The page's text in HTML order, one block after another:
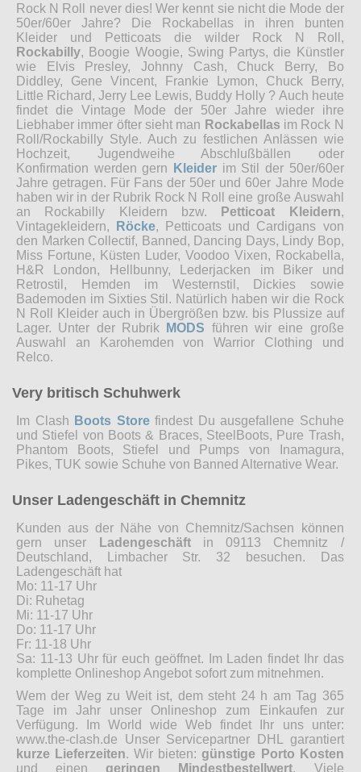
Rock N Roll never dies! Wer kennt sie nicht die Mode der
50er/60er Jahre? Die Rockabellas in ihren bunten
Kleider und Petticoats die wilder Rock N Roll,
Rockabilly, Boogie Woogie, Swing Partys, die Künstler
wie Elvis Presley, Johnny Cash, Chuck Berry, Bo
Diddley, Gene Vincent, Frankie Lymon, Chuck Berry,
Little Richard, Jerry Lee Lewis, Buddy Holly ? Auch heute
findet die Vintage Mode der 50er Jahre wieder ihre
Liebhaber immer öfter sieht man Rockabellas im Rock N
Roll/Rockabilly Style. Auch zu festlichen Anlässen wie
Hochzeit, Jugendweihe Abschlußbällen oder
Konfirmation werden gern
Kleiderim Stil der 50er/60er
Jahre getragen. Für Fans der 50er und 60er Jahre Mode
haben wir in der Rubrik Rock N Roll eine große Auswahl
an Rockabilly Kleidern bzw.
Petticoat Kleidern,
Vintagekleidern,
Röcke, Petticoats und Cardigans von
den Marken Collectif, Banned, Dancing Days, Lindy Bop,
Miss Fortune, Küsten Luder, Voodoo Vixen, Rockabella,
H&R London, Hellbunny, Lederjacken im Biker und
Retrostil, Hemden im Westernstil, Dickies sowie
Bademoden im Sixties Stil. Natürlich haben wir die Rock
N Roll Kleider auch in Übergrößen bzw. bis Plussize auf
Lager. Unter der Rubrik
MODS führen wir eine große
Auswahl an Karohemden von Warrior Clothing und
Relco.
Very britisch Schuhwerk
Im Clash Boots Storefindest Du ausgefallene Schuhe
und Stiefel von Boots & Braces, SteelBoots, Pure Trash,
Phantom Boots, Stiefel und Pumps von Inamagura,
Pikes, TUK sowie Schuhe von Banned Alternative Wear.
Unser Ladengeschäft in Chemnitz
Kunden aus der Nähe von Chemnitz/Sachsen können
gern unser
Ladengeschäftin 09113 Chemnitz /
Deutschland, Limbacher Str. 32 besuchen. Das
Ladengeschäft hat
Mo: 11-17 Uhr
Di: Ruhetag
Mi: 11-17 Uhr
Do: 11-17 Uhr
Fr: 11-18 Uhr
Sa: 11-13 Uhr für euch geöffnet. Im Laden findet Ihr das
komplette Onlineshop Angebot sofort zum mitnehmen.
Wem der Weg zu Weit ist, dem steht 24 h am Tag 365
Tage im Jahr unser Onlineshop zum Einkaufen zur
Verfügung. Im World wide Web findet Ihr uns unter:
www.the-clash.de Unser Servicepartner DHL garantiert
kurze Lieferzeiten. Wir bieten:günstige Porto Kosten
und einengeringen Mindestbestellwert. Viele